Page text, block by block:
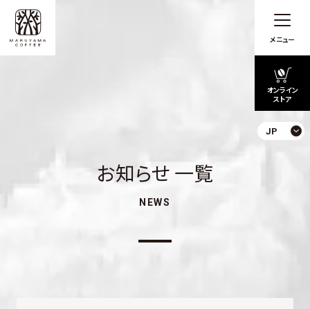
メニュー
オンライン
ストア
JP
お知らせ 一覧
NEWS